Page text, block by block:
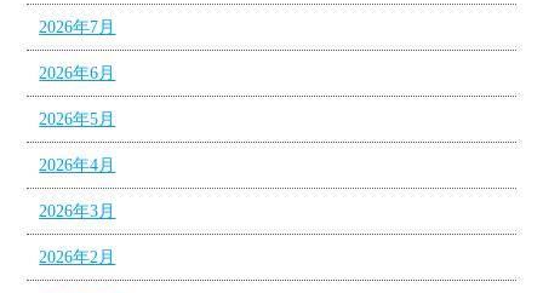
2026年7月
2026年6月
2026年5月
2026年4月
2026年3月
2026年2月